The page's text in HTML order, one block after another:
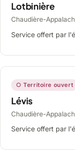
Lotbinière
Chaudière-
Service offert par
○ Territoire ouvert
Lévis
Chaudière-
Service offert par